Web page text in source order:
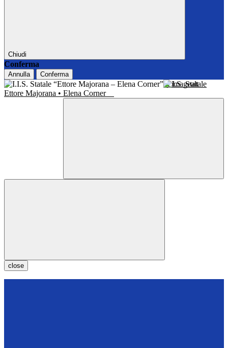
Chiudi
Conferma
Annulla Conferma
I.I.S. Statale
Ettore Majorana • Elena Corner
close